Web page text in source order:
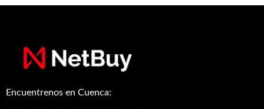
Encuentrenos en Cuenca: